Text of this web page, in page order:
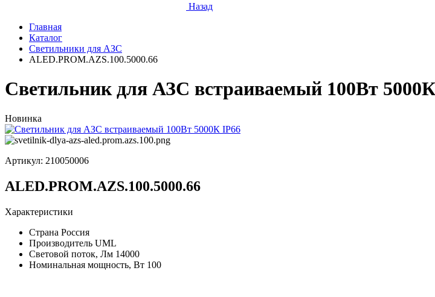
Назад
Главная
Каталог
Светильники для АЗС
ALED.PROM.AZS.100.5000.66
Светильник для АЗС встраиваемый 100Вт
Новинка
Артикул: 210050006
ALED.PROM.AZS.100.5000.66
Характеристики
Страна Россия
Производитель UML
Световой поток, Лм 14000
Номинальная мощность, Вт 100